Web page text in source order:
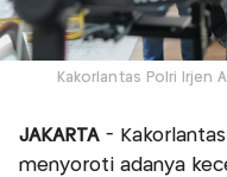
Kakorlantas Polri
JAKARTA -
menyoroti adanya